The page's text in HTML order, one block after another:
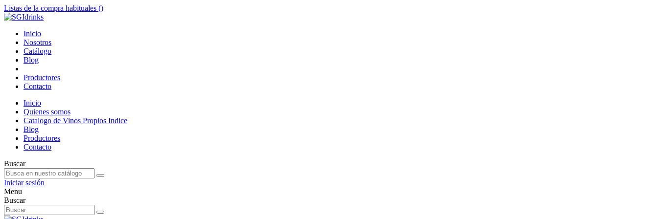
Listas de la compra habituales ()
Inicio
Nosotros
Catálogo
Blog
Productores
Contacto
Inicio
Quienes somos
Catalogo de Vinos Propios Indice
Blog
Productores
Contacto
Buscar
Iniciar sesión
Menu
Buscar